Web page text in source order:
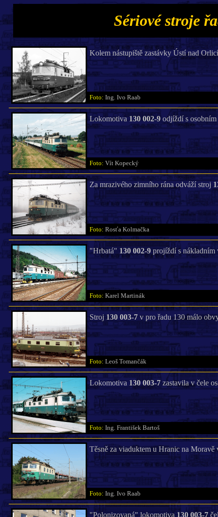
Sériové stroje
Kolem nástupiště zastávky Ústí nad
Foto: Ing. Ivo Raab
Lokomotiva130 002-9odjíždí s osobním
Foto: Vít Kopecký
Za mrazivého zimního rána odváží stroj
Foto: Rosťa Kolmačka
"Hrbatá" 130 002-9projíždí s nákladním
Foto: Karel Martinák
Stroj 130 003-7v pro řadu 130 málo
Foto: Leoš Tomančák
Lokomotiva 130 003-7zastavila v čele
Foto: Ing. František Bartoš
Těsně za viaduktem u Hranic na
Foto: Ing. Ivo Raab
"Polonizovaná" lokomotiva 130 003-7